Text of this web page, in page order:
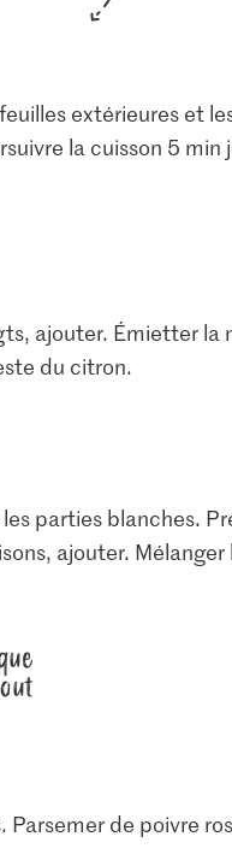
extérieures et
la cuisson 5 min
ajouter. Émietter la
du citron.
parties blanches.
ajouter.
de poivre